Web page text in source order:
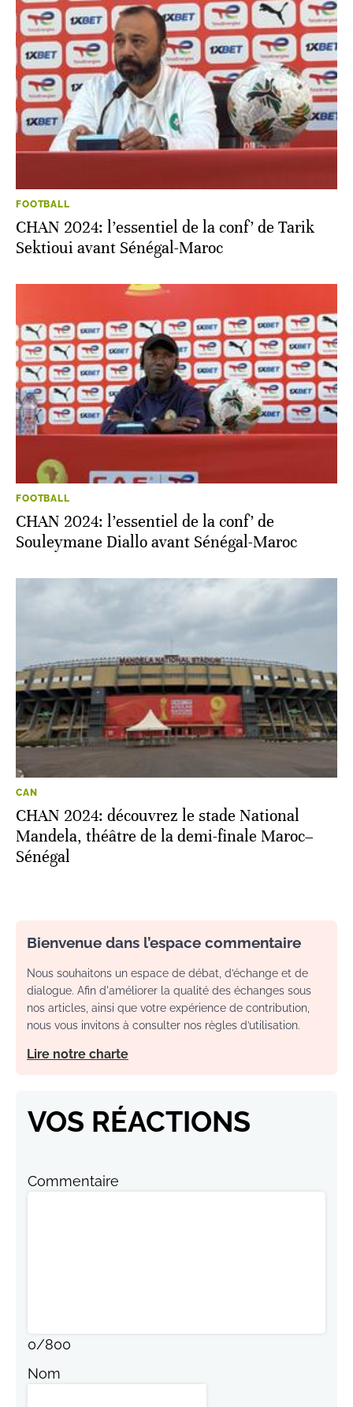
FOOTBALL
CHAN 2024: l’essentiel de la conf’ de Tarik
Sektioui avant Sénégal-Maroc
FOOTBALL
CHAN 2024: l’essentiel de la conf’ de
Souleymane Diallo avant Sénégal-Maroc
CAN
CHAN 2024: découvrez le stade National
Mandela, théâtre de la demi-finale Maroc–
Sénégal
Bienvenue dans l’espace commentaire
Nous souhaitons un espace de débat, d’échange et de
dialogue. Afin d'améliorer la qualité des échanges sous
nos articles, ainsi que votre expérience de contribution,
nous vous invitons à consulter nos règles d’utilisation.
Lire notre charte
VOS RÉACTIONS
Commentaire
0/800
Nom